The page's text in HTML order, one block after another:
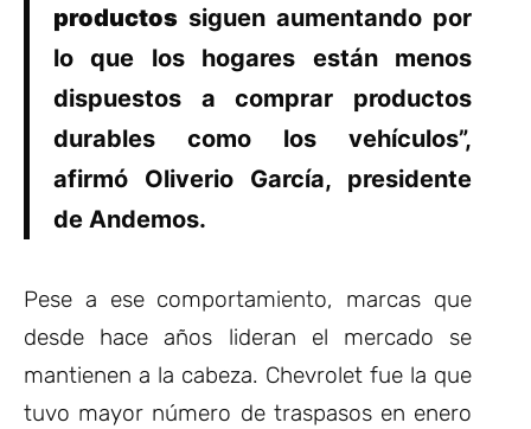
productos siguen aumentando por
lo que los hogares están menos
dispuestos a comprar productos
durables como los vehículos”,
afirmó Oliverio García, presidente
de Andemos.
Pese a ese comportamiento, marcas que
desde hace años lideran el mercado se
mantienen a la cabeza. Chevrolet fue la que
tuvo mayor número de traspasos en enero